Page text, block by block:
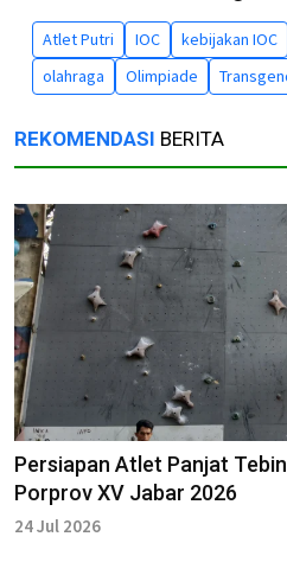
Atlet Putri IOC kebijakan IOC
olahraga
Olimpiade
REKOMENDASI BERITA
Persiapan Atlet Panjat
Porprov XV Jabar 2026
24 Jul 2026